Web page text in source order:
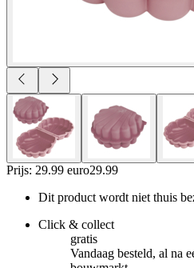
Prijs: 29.99 euro29.99
Dit product wordt niet thuis
Click & collect
gratis
Vandaag besteld, al na